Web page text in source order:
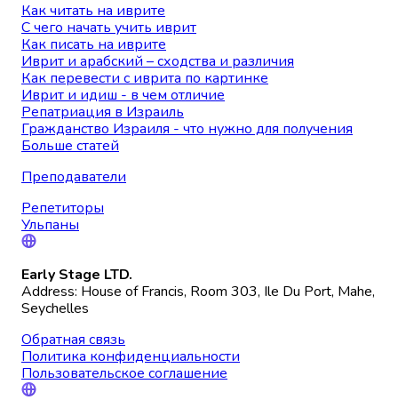
Как читать на иврите
С чего начать учить иврит
Как писать на иврите
Иврит и арабский – сходства и различия
Как перевести с иврита по картинке
Иврит и идиш - в чем отличие
Репатриация в Израиль
Гражданство Израиля - что нужно для получения
Больше статей
Преподаватели
Репетиторы
Ульпаны
Early Stage LTD.
Address: House of Francis, Room 303, Ile Du Port, Mahe,
Seychelles
Обратная связь
Политика конфиденциальности
Пользовательское соглашение